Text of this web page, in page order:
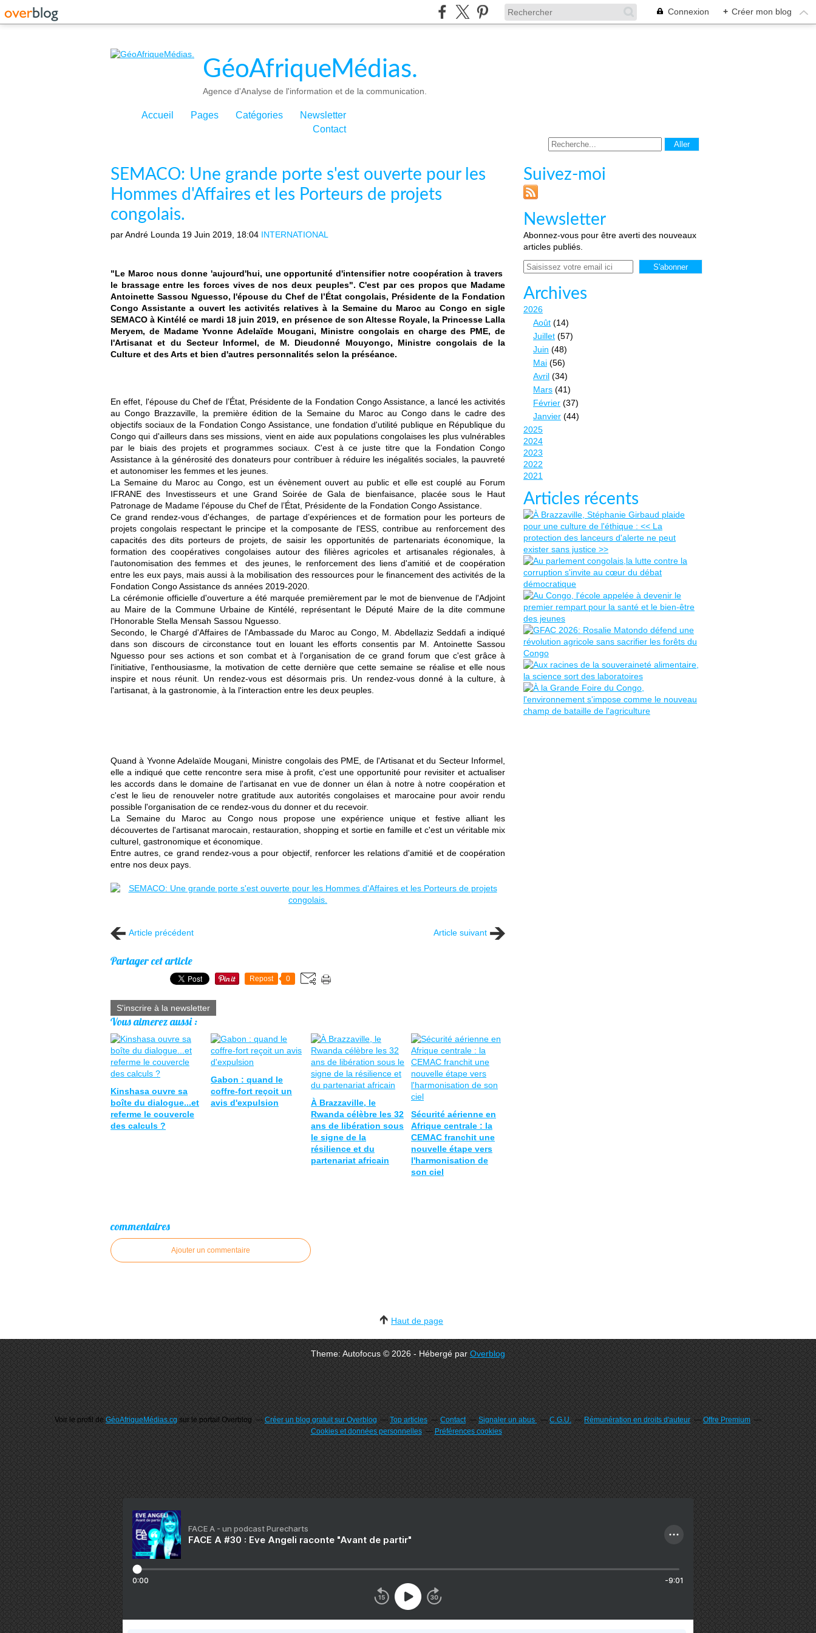
Connexion + Créer mon blog
GéoAfriqueMédias.
Agence d'Analyse de l'information et de la communication.
Accueil Pages Catégories
Newsletter
Contact
SEMACO: Une grande porte s'est ouverte pour les
Hommes d'Affaires et les Porteurs de projets
congolais.
par André Lounda 19 Juin 2019, 18:04 INTERNATIONAL
"Le Maroc nous donne 'aujourd'hui, une opportunité d'intensifier notre coopération à travers
le brassage entre les forces vives de nos deux peuples". C'est par ces propos que Madame
Antoinette Sassou Nguesso, l'épouse du Chef de l’État congolais, Présidente de la Fondation
Congo Assistante a ouvert les activités relatives à la Semaine du Maroc au Congo en sigle
SEMACO à Kintélé ce mardi 18 juin 2019, en présence de son Altesse Royale, la Princesse Lalla
Meryem, de Madame Yvonne Adelaïde Mougani, Ministre congolais en charge des PME, de
l'Artisanat et du Secteur Informel, de M. Dieudonné Mouyongo, Ministre congolais de la
Culture et des Arts et bien d'autres personnalités selon la préséance.
En effet, l'épouse du Chef de l’État, Présidente de la Fondation Congo Assistance, a lancé les activités
au Congo Brazzaville, la première édition de la Semaine du Maroc au Congo dans le cadre des
objectifs sociaux de la Fondation Congo Assistance, une fondation d'utilité publique en République du
Congo qui d'ailleurs dans ses missions, vient en aide aux populations congolaises les plus vulnérables
par le biais des projets et programmes sociaux. C'est à ce juste titre que la Fondation Congo
Assistance à la générosité des donateurs pour contribuer à réduire les inégalités sociales, la pauvreté
et autonomiser les femmes et les jeunes.
La Semaine du Maroc au Congo, est un évènement ouvert au public et elle est couplé au Forum
IFRANE des Investisseurs et une Grand Soirée de Gala de bienfaisance, placée sous le Haut
Patronage de Madame l'épouse du Chef de l’État, Présidente de la Fondation Congo Assistance.
Ce grand rendez-vous d'échanges, de partage d’expériences et de formation pour les porteurs de
projets congolais respectant le principe et la composante de l'ESS, contribue au renforcement des
capacités des dits porteurs de projets, de saisir les opportunités de partenariats économique, la
formation des coopératives congolaises autour des filières agricoles et artisanales régionales, à
l'autonomisation des femmes et des jeunes, le renforcement des liens d'amitié et de coopération
entre les eux pays, mais aussi à la mobilisation des ressources pour le financement des activités de la
Fondation Congo Assistance ds années 2019-2020.
La cérémonie officielle d'ouverture a été marquée premièrement par le mot de bienvenue de l'Adjoint
au Maire de la Commune Urbaine de Kintélé, représentant le Député Maire de la dite commune
l'Honorable Stella Mensah Sassou Nguesso.
Secondo, le Chargé d'Affaires de l'Ambassade du Maroc au Congo, M. Abdellaziz Seddafi a indiqué
dans son discours de circonstance tout en louant les efforts consentis par M. Antoinette Sassou
Nguesso pour ses actions et son combat et à l'organisation de ce grand forum que c'est grâce à
l'initiative, l'enthousiasme, la motivation de cette dernière que cette semaine se réalise et elle nous
inspire et nous réunit. Un rendez-vous est désormais pris. Un rendez-vous donné à la culture, à
l'artisanat, à la gastronomie, à la l'interaction entre les deux peuples.
Quand à Yvonne Adelaïde Mougani, Ministre congolais des PME, de l'Artisanat et du Secteur Informel,
elle a indiqué que cette rencontre sera mise à profit, c'est une opportunité pour revisiter et actualiser
les accords dans le domaine de l'artisanat en vue de donner un élan à notre à notre coopération et
c'est le lieu de renouveler notre gratitude aux autorités congolaises et marocaine pour avoir rendu
possible l'organisation de ce rendez-vous du donner et du recevoir.
La Semaine du Maroc au Congo nous propose une expérience unique et festive alliant les
découvertes de l'artisanat marocain, restauration, shopping et sortie en famille et c'est un véritable mix
culturel, gastronomique et économique.
Entre autres, ce grand rendez-vous a pour objectif, renforcer les relations d'amitié et de coopération
entre nos deux pays.
Article précédent Article suivant
Partager cet article
Repost 0
S'inscrire à la newsletter
Vous aimerez aussi :
Kinshasa ouvre sa
boîte du dialogue...et
referme le couvercle
des calculs ?
Gabon : quand le
coffre-fort reçoit un
avis d'expulsion
À Brazzaville, le
Rwanda célèbre les 32
ans de libération sous
le signe de la
résilience et du
partenariat africain
Sécurité aérienne en
Afrique centrale : la
CEMAC franchit une
nouvelle étape vers
l'harmonisation de
son ciel
commentaires
Ajouter un commentaire
Suivez-moi
Newsletter
Abonnez-vous pour être averti des nouveaux
articles publiés.
Email
Archives
2026
Août (14)
Juillet (57)
Juin (48)
Mai (56)
Avril (34)
Mars (41)
Février (37)
Janvier (44)
2025
2024
2023
2022
2021
Articles récents
Haut de page
Theme: Autofocus © 2026 - Hébergé parOverblog
Voir le profil deGéoAfriqueMédias.cgsur le portail Overblog Créer un blog gratuit sur Overblog Top articles Contact Signaler un abus C.G.U. Rémunération en droits d'auteur
Offre Premium
Cookies et données personnelles
Préférences cookies
FACE A - un podcast Purecharts
FACE A #30 : Eve Angeli raconte "Avant de partir"
0:00 -9:01